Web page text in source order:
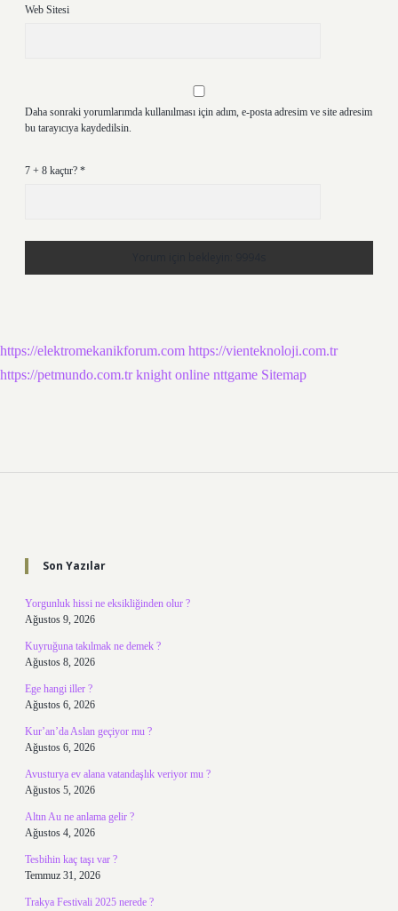
Web Sitesi
Daha sonraki yorumlarımda kullanılması için adım, e-posta adresim ve site adresim
bu tarayıcıya kaydedilsin.
7 + 8 kaçtır? *
https://elektromekanikforum.com https://vienteknoloji.com.tr
https://petmundo.com.tr knight online nttgame Sitemap
Son Yazılar
Yorgunluk hissi ne eksikliğinden olur ?
Ağustos 9, 2026
Kuyruğuna takılmak ne demek ?
Ağustos 8, 2026
Ege hangi iller ?
Ağustos 6, 2026
Kur’an’da Aslan geçiyor mu ?
Ağustos 6, 2026
Avusturya ev alana vatandaşlık veriyor mu ?
Ağustos 5, 2026
Altın Au ne anlama gelir ?
Ağustos 4, 2026
Tesbihin kaç taşı var ?
Temmuz 31, 2026
Trakya Festivali 2025 nerede ?